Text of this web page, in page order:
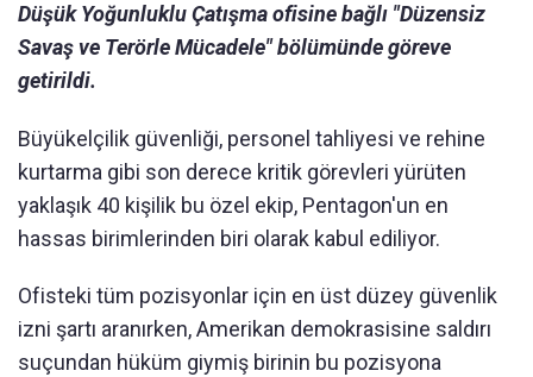
Düşük Yoğunluklu Çatışma ofisine bağlı "Düzensiz
Savaş ve Terörle Mücadele" bölümünde göreve
getirildi.
Büyükelçilik güvenliği, personel tahliyesi ve rehine
kurtarma gibi son derece kritik görevleri yürüten
yaklaşık 40 kişilik bu özel ekip, Pentagon'un en
hassas birimlerinden biri olarak kabul ediliyor.
Ofisteki tüm pozisyonlar için en üst düzey güvenlik
izni şartı aranırken, Amerikan demokrasisine saldırı
suçundan hüküm giymiş birinin bu pozisyona